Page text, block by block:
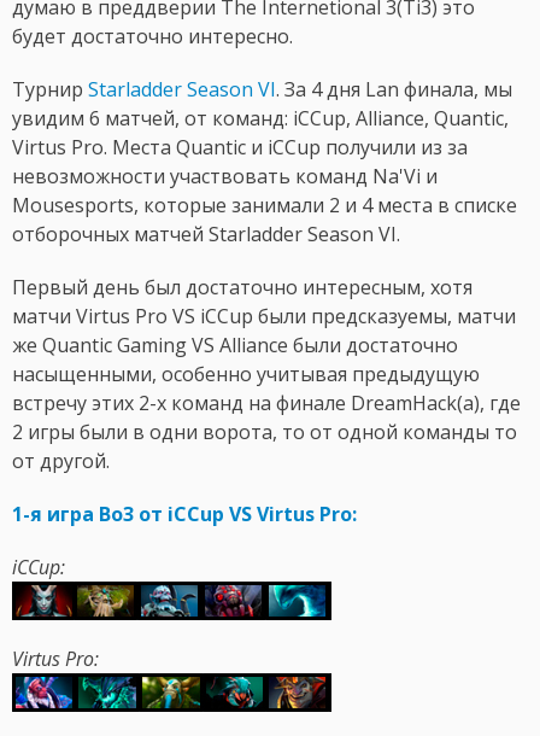
думаю в преддверии The Internetional 3(Ti3) это
будет достаточно интересно.
Турнир Starladder Season VI. За 4 дня Lan финала, мы
увидим 6 матчей, от команд: iCCup, Alliance, Quantic,
Virtus Pro. Места Quantic и iCCup получили из за
невозможности участвовать команд Na'Vi и
Mousesports, которые занимали 2 и 4 места в списке
отборочных матчей Starladder Season VI.
Первый день был достаточно интересным, хотя
матчи Virtus Pro VS iCCup были предсказуемы, матчи
же Quantic Gaming VS Alliance были достаточно
насыщенными, особенно учитывая предыдущую
встречу этих 2-х команд на финале DreamHack(а), где
2 игры были в одни ворота, то от одной команды то
от другой.
1-я игра Bo3 от iCCup VS Virtus Pro:
iCCup:
Virtus Pro: